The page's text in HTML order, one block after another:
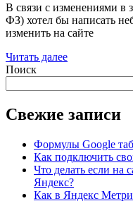
В связи с изменениями в
ФЗ) хотел бы написать
изменить на сайте
Читать далее
Поиск
Свежие записи
Формулы Google
Как подключить
Что делать если на
Яндекс?
Как в Яндекс